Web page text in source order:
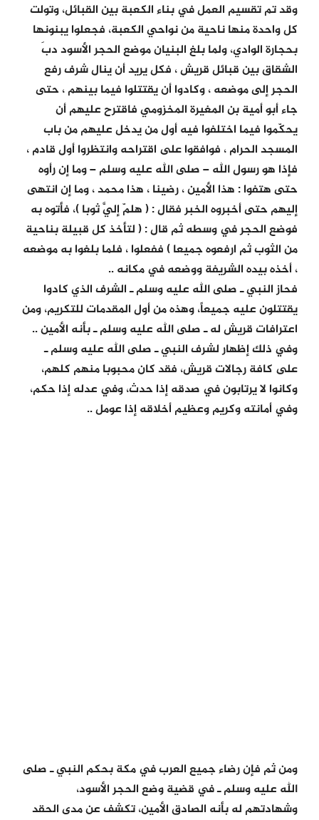
وقد تم تقسيم العمل في بناء الكعبة بين القبائل، وتولت
كل واحدة منها ناحية من نواحي الكعبة، فجعلوا يبنونها
بحجارة الوادي، ولما بلغ البنيان موضع الحجر الأسود دبَ
الشقاق بين قبائل قريش ، فكل يريد أن ينال شرف رفع
الحجر إلى موضعه ، وكادوا أن يقتتلوا فيما بينهم ، حتى
جاء أبو أمية بن المغيرة المخزومي فاقترح عليهم أن
يحكّموا فيما اختلفوا فيه أول من يدخل عليهم من باب
المسجد الحرام ، فوافقوا على اقتراحه وانتظروا أول قادم ،
فإذا هو رسول الله – صلى الله عليه وسلم – وما إن رأوه
حتى هتفوا : هذا الأمين ، رضينا ، هذا محمد ، وما إن انتهى
إليهم حتى أخبروه الخبر فقال : ( هلمّ إليَّ ثوبا )، فأتوه به
فوضع الحجر في وسطه ثم قال : ( لتأخذ كل قبيلة بناحية
من الثوب ثم ارفعوه جميعا ) ففعلوا ، فلما بلغوا به موضعه
، أخذه بيده الشريفة ووضعه في مكانه ..
فحاز النبي ـ صلى الله عليه وسلم ـ الشرف الذي كادوا
يقتتلون عليه جميعاً، وهذه من أول المقدمات للتكريم، ومن
اعترافات قريش له ـ صلى الله عليه وسلم ـ بأنه الأمين ..
وفي ذلك إظهار لشرف النبي ـ صلى الله عليه وسلم ـ
على كافة رجالات قريش، فقد كان محبوبا منهم كلهم،
وكانوا لا يرتابون في صدقه إذا حدث، وفي عدله إذا حكم،
وفي أمانته وكريم وعظيم أخلاقه إذا عومل ..
ومن ثم فإن رضاء جميع العرب في مكة بحكم النبي ـ صلى
الله عليه وسلم ـ في قضية وضع الحجر الأسود،
وشهادتهم له بأنه الصادق الأمين، تكشف عن مدى الحقد